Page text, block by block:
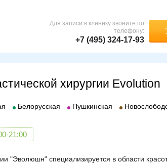
Для записи в клинику звоните по
телефону:
+7 (495) 324-17-93
хирургии Evolution
Белорусская Пушкинская
21:00
"Эволюшн" специализируется в области